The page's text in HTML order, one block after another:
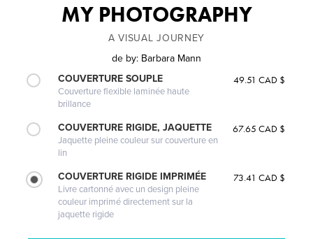
MY PHOTOGRAPHY
A VISUAL JOURNEY
de by: Barbara Mann
COUVERTURE SOUPLE
Couverture flexible laminée haute
brillance
49.51 CAD $
COUVERTURE RIGIDE, JAQUETTE
Jaquette pleine couleur sur couverture en
lin
67.65 CAD $
COUVERTURE RIGIDE IMPRIMÉE
Livre cartonné avec un design pleine
couleur imprimé directement sur la
jaquette rigide
73.41 CAD $